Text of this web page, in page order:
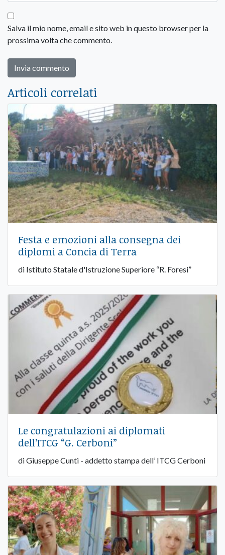
Salva il mio nome, email e sito web in questo browser per la
prossima volta che commento.
Articoli correlati
Festa e emozioni alla consegna dei
diplomi a Concia di Terra
di Istituto Statale d'Istruzione Superiore “R. Foresi”
Le congratulazioni ai diplomati
dell’ITCG “G. Cerboni”
di Giuseppe Cunti - addetto stampa dell’ ITCG Cerboni